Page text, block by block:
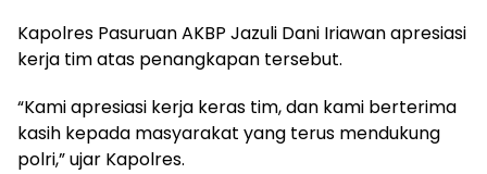
Kapolres Pasuruan AKBP Jazuli Dani Iriawan apresiasi
kerja tim atas penangkapan tersebut.
“Kami apresiasi kerja keras tim, dan kami berterima
kasih kepada masyarakat yang terus mendukung
polri,” ujar Kapolres.